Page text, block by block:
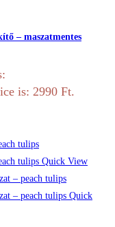
– maszatmentes
is: 2990 Ft.
Quick View
Quick